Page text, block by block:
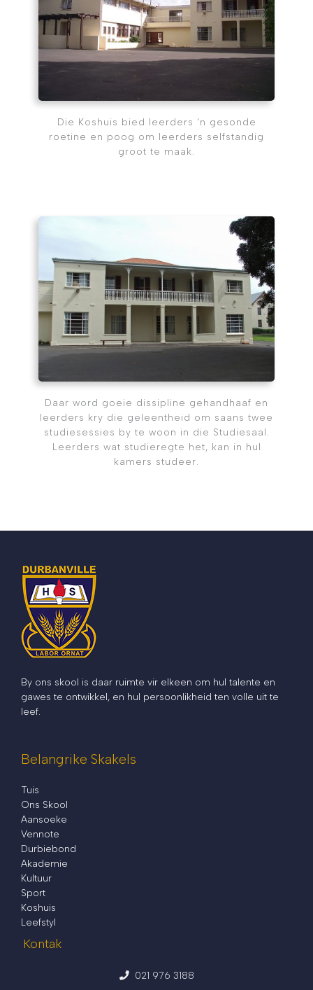
Die Koshuis bied leerders ‘n gesonde
roetine en poog om leerders selfstandig
groot te maak.
Daar word goeie dissipline gehandhaaf en
leerders kry die geleentheid om saans twee
studiesessies by te woon in die Studiesaal.
Leerders wat studieregte het, kan in hul
kamers studeer.
By ons skool is daar ruimte vir elkeen om hul talente en
gawes te ontwikkel, en hul persoonlikheid ten volle uit te
leef.
Belangrike Skakels
Tuis
Ons Skool
Aansoeke
Vennote
Durbiebond
Akademie
Kultuur
Sport
Koshuis
Leefstyl
Kontak
021 976 3188